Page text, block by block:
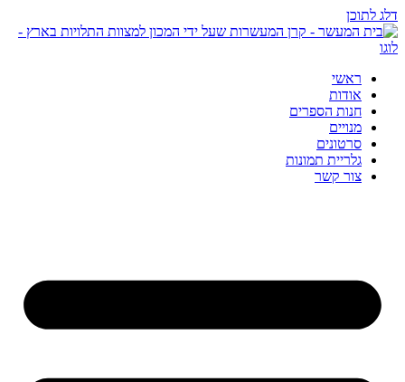
דלג לתוכן
ראשי
אודות
חנות הספרים
מנויים
סרטונים
גלריית תמונות
צור קשר